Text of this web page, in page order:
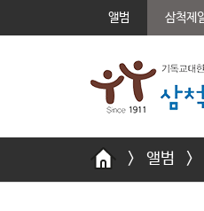
앨범 삼척제
> 앨범 >